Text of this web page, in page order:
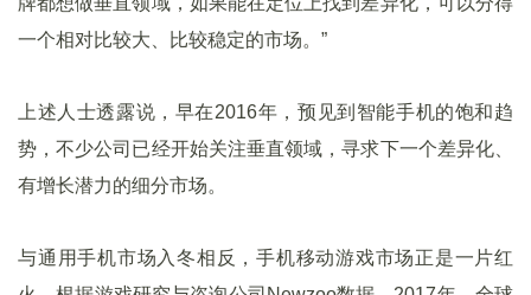
一个相对比较大、比较稳定的市场。”
上述人士透露说，早在2016年，预见到智能手机的饱和趋
势，不少公司已经开始关注垂直领域，寻求下一个差异化、
有增长潜力的细分市场。
与通用手机市场入冬相反，手机移动游戏市场正是一片红